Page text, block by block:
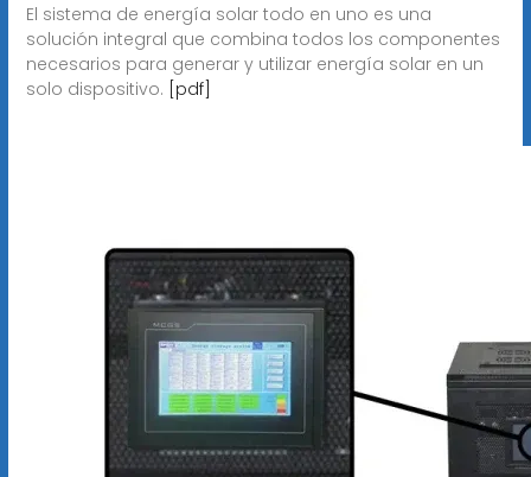
El sistema de energía solar todo en uno es una
solución integral que combina todos los componentes
necesarios para generar y utilizar energía solar en un
solo dispositivo. [pdf]